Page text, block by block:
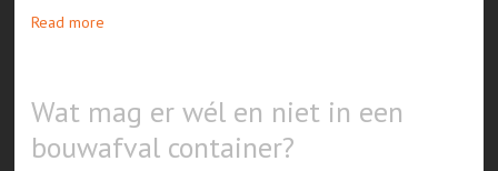
Read more
Wat mag er wél en niet in een
bouwafval container?